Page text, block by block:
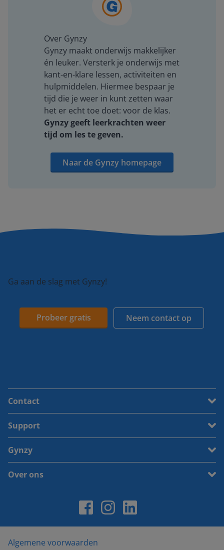
Over Gynzy
Gynzy maakt onderwijs makkelijker
én leuker. Versterk je onderwijs met
kant-en-klare lessen, activiteiten en
hulpmiddelen. Hiermee bespaar je
tijd die je weer in kunt zetten waar
het er echt toe doet: voor de klas.
Gynzy geeft leerkrachten weer
tijd om les te geven.
Naar de Gynzy homepage
Ga aan de slag met Gynzy!
Probeer gratis Neem contact op
Contact
Support
Gynzy
Over ons
Algemene voorwaarden